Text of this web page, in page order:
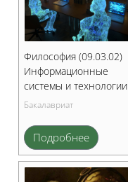
Философия (09.03.02)
Информационные
системы и технологии
Бакалавриат
Подробнее